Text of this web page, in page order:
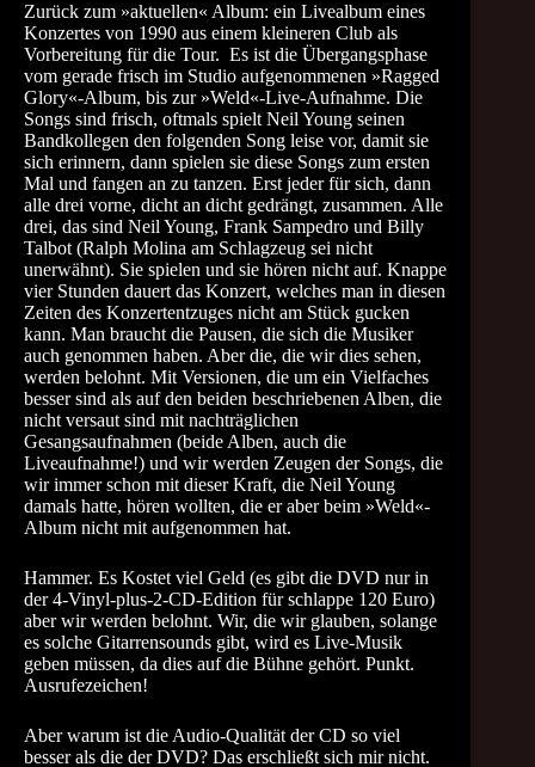
Zurück zum »aktuellen« Album: ein Livealbum eines
Konzertes von 1990 aus einem kleineren Club als
Vorbereitung für die Tour. Es ist die Übergangsphase
vom gerade frisch im Studio aufgenommenen »Ragged
Glory«-Album, bis zur »Weld«-Live-Aufnahme. Die
Songs sind frisch, oftmals spielt Neil Young seinen
Bandkollegen den folgenden Song leise vor, damit sie
sich erinnern, dann spielen sie diese Songs zum ersten
Mal und fangen an zu tanzen. Erst jeder für sich, dann
alle drei vorne, dicht an dicht gedrängt, zusammen. Alle
drei, das sind Neil Young, Frank Sampedro und Billy
Talbot (Ralph Molina am Schlagzeug sei nicht
unerwähnt). Sie spielen und sie hören nicht auf. Knappe
vier Stunden dauert das Konzert, welches man in diesen
Zeiten des Konzertentzuges nicht am Stück gucken
kann. Man braucht die Pausen, die sich die Musiker
auch genommen haben. Aber die, die wir dies sehen,
werden belohnt. Mit Versionen, die um ein Vielfaches
besser sind als auf den beiden beschriebenen Alben, die
nicht versaut sind mit nachträglichen
Gesangsaufnahmen (beide Alben, auch die
Liveaufnahme!) und wir werden Zeugen der Songs, die
wir immer schon mit dieser Kraft, die Neil Young
damals hatte, hören wollten, die er aber beim »Weld«-
Album nicht mit aufgenommen hat.
Hammer. Es Kostet viel Geld (es gibt die DVD nur in
der 4-Vinyl-plus-2-CD-Edition für schlappe 120 Euro)
aber wir werden belohnt. Wir, die wir glauben, solange
es solche Gitarrensounds gibt, wird es Live-Musik
geben müssen, da dies auf die Bühne gehört. Punkt.
Ausrufezeichen!
Aber warum ist die Audio-Qualität der CD so viel
besser als die der DVD? Das erschließt sich mir nicht.